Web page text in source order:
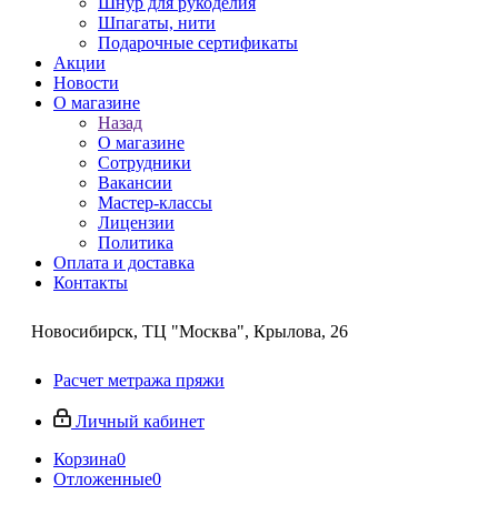
Шпагаты, нити
Подарочные сертификаты
Акции
Новости
О магазине
Назад
О магазине
Сотрудники
Вакансии
Мастер-классы
Лицензии
Политика
Оплата и доставка
Контакты
Новосибирск, ТЦ "Москва", Крылова, 26
Расчет метража пряжи
Личный кабинет
Корзина0
Отложенные0